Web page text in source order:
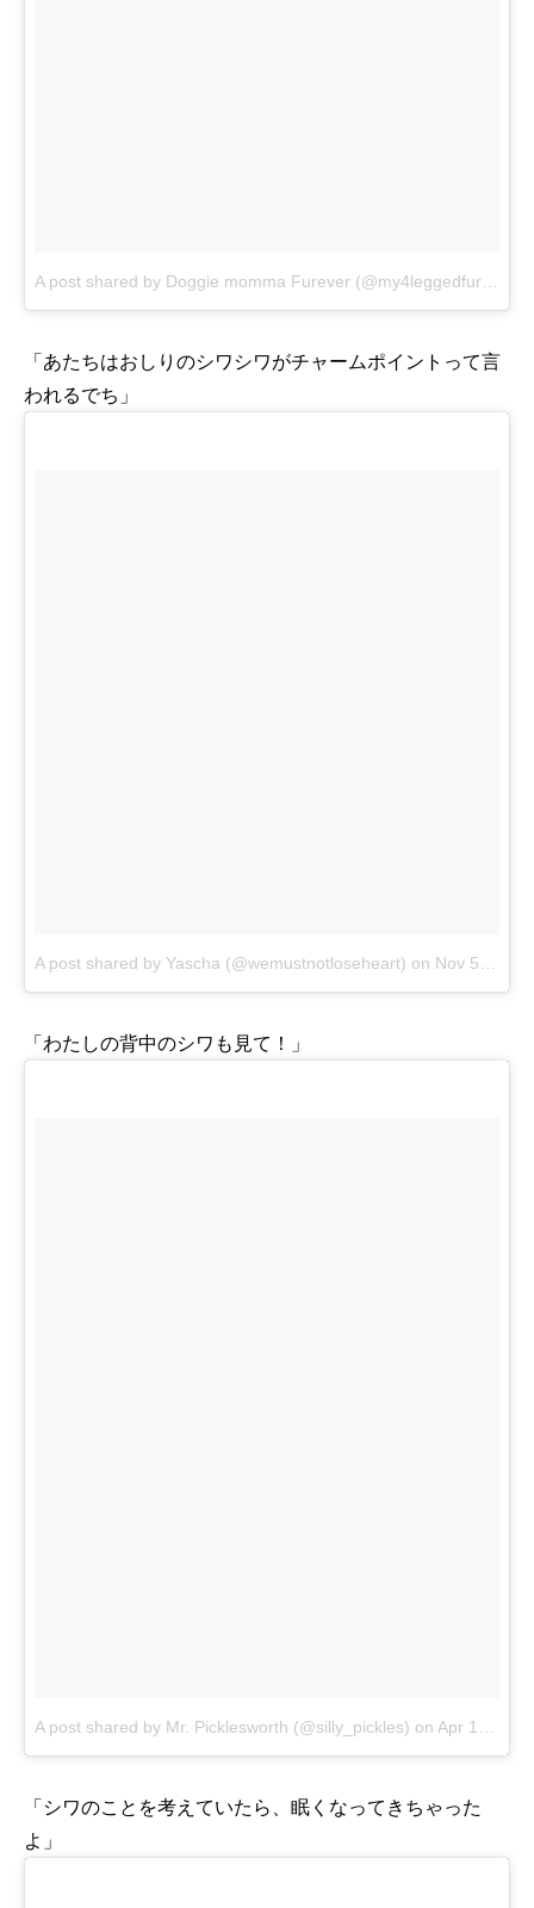
「あたちはおしりのシワシワがチャームポイントって言
われるでち」
A post shared by Yascha (@wemustnotloseheart) on Nov 5, 2015 at 10:31pm PST
「わたしの背中のシワも見て！」
A post shared by Mr. Picklesworth (@silly_pickles) on Apr 17, 2017 at 6:43am PDT
「シワのことを考えていたら、眠くなってきちゃった
よ」